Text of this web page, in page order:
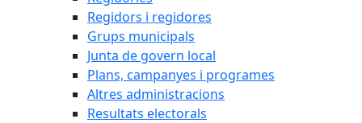
Regidors i regidores
Grups municipals
Junta de govern local
Plans, campanyes i programes
Altres administracions
Resultats electorals